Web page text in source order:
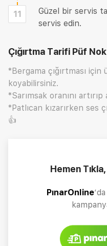
11
Güzel bir servis
servis edin.
Çığırtma Tarifi Püf
*Bergama çığırtması
koyabilirsiniz.
*Sarımsak oranını
*Patlıcan kızarırken ses
👍
Hemen
PınarOnline